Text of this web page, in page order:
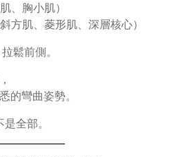
、胸小肌）
方肌、菱形肌、深層核心）
鬆前側。
的彎曲姿勢。
全部。